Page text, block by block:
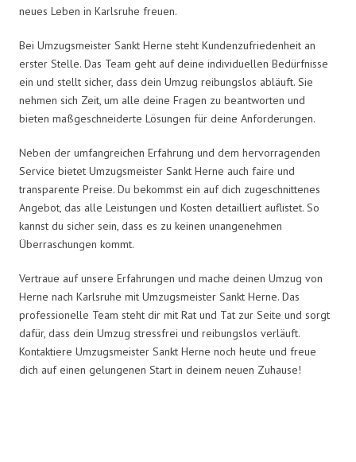
neues Leben in Karlsruhe freuen.
Bei Umzugsmeister Sankt Herne steht Kundenzufriedenheit an
erster Stelle. Das Team geht auf deine individuellen Bedürfnisse
ein und stellt sicher, dass dein Umzug reibungslos abläuft. Sie
nehmen sich Zeit, um alle deine Fragen zu beantworten und
bieten maßgeschneiderte Lösungen für deine Anforderungen.
Neben der umfangreichen Erfahrung und dem hervorragenden
Service bietet Umzugsmeister Sankt Herne auch faire und
transparente Preise. Du bekommst ein auf dich zugeschnittenes
Angebot, das alle Leistungen und Kosten detailliert auflistet. So
kannst du sicher sein, dass es zu keinen unangenehmen
Überraschungen kommt.
Vertraue auf unsere Erfahrungen und mache deinen Umzug von
Herne nach Karlsruhe mit Umzugsmeister Sankt Herne. Das
professionelle Team steht dir mit Rat und Tat zur Seite und sorgt
dafür, dass dein Umzug stressfrei und reibungslos verläuft.
Kontaktiere Umzugsmeister Sankt Herne noch heute und freue
dich auf einen gelungenen Start in deinem neuen Zuhause!